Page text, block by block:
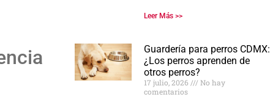
Leer Más >>
Guardería para perros CDMX:
¿Los perros aprenden de
otros perros?
17 julio, 2026
No hay
comentarios